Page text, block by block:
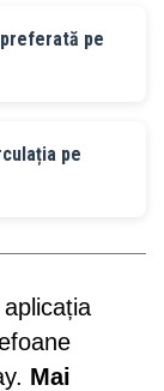
pe
pe
Mai